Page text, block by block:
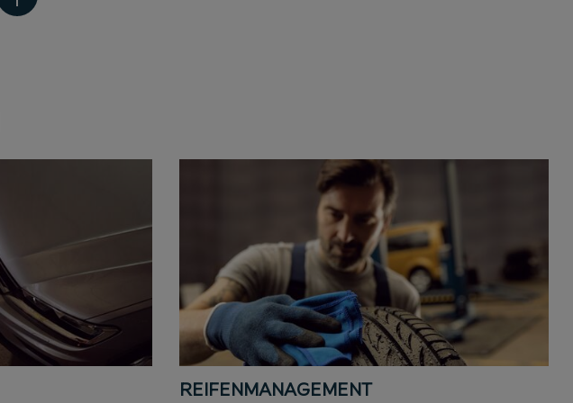
REIFENMANAGEMENT